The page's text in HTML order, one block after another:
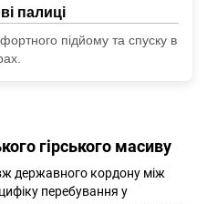
палиці
підйому та спуску в
гірського масиву
державного кордону між
перебування у